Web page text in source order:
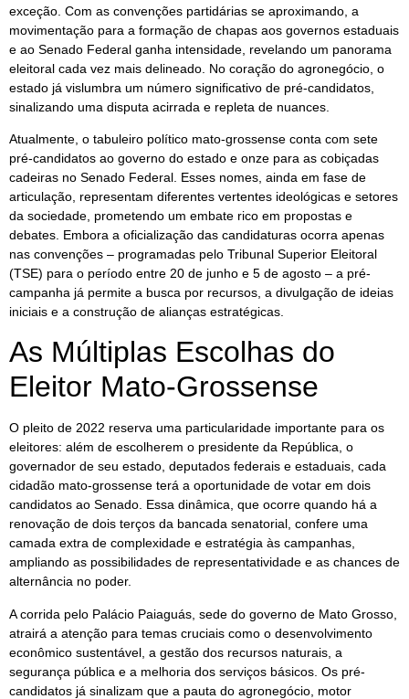
exceção. Com as convenções partidárias se aproximando, a
movimentação para a formação de chapas aos governos estaduais
e ao Senado Federal ganha intensidade, revelando um panorama
eleitoral cada vez mais delineado. No coração do agronegócio, o
estado já vislumbra um número significativo de pré-candidatos,
sinalizando uma disputa acirrada e repleta de nuances.
Atualmente, o tabuleiro político mato-grossense conta com sete
pré-candidatos ao governo do estado e onze para as cobiçadas
cadeiras no Senado Federal. Esses nomes, ainda em fase de
articulação, representam diferentes vertentes ideológicas e setores
da sociedade, prometendo um embate rico em propostas e
debates. Embora a oficialização das candidaturas ocorra apenas
nas convenções – programadas pelo Tribunal Superior Eleitoral
(TSE) para o período entre 20 de junho e 5 de agosto – a pré-
campanha já permite a busca por recursos, a divulgação de ideias
iniciais e a construção de alianças estratégicas.
As Múltiplas Escolhas do
Eleitor Mato-Grossense
O pleito de 2022 reserva uma particularidade importante para os
eleitores: além de escolherem o presidente da República, o
governador de seu estado, deputados federais e estaduais, cada
cidadão mato-grossense terá a oportunidade de votar em dois
candidatos ao Senado. Essa dinâmica, que ocorre quando há a
renovação de dois terços da bancada senatorial, confere uma
camada extra de complexidade e estratégia às campanhas,
ampliando as possibilidades de representatividade e as chances de
alternância no poder.
A corrida pelo Palácio Paiaguás, sede do governo de Mato Grosso,
atrairá a atenção para temas cruciais como o desenvolvimento
econômico sustentável, a gestão dos recursos naturais, a
segurança pública e a melhoria dos serviços básicos. Os pré-
candidatos já sinalizam que a pauta do agronegócio, motor